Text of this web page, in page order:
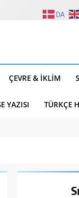
ÇEVRE & İKLIM
YAZISI TÜRKÇE
DA